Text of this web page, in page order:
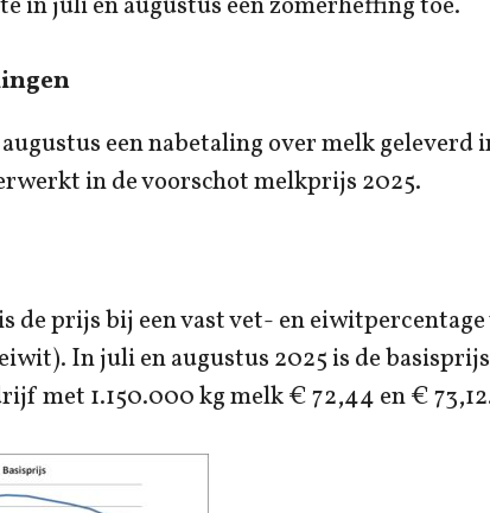
een nabetaling over melk geleverd
in de voorschot melkprijs 2025.
de prijs bij een vast vet- en
In juli en augustus 2025 is de
met 1.150.000 kg melk € 72,44 en €